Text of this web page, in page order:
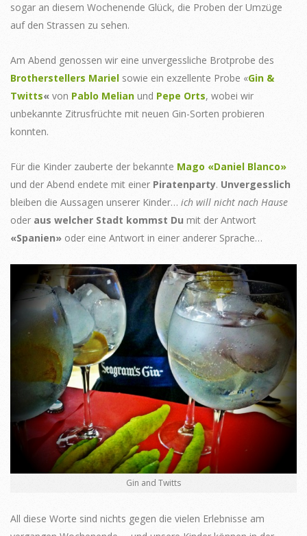
sogar an diesem Wochenende Glück, die Proben der Umzüge
auf den Strassen zu sehen.
Am Abend genossen wir eine unvergessliche Brotprobe des
Brotherstellers Mariel sowie ein exzellente Probe «Gin &
Twitts« von Pablo Melian und Pepe Orts, wobei wir
unbekannte Zitrusfrüchte mit neuen Gin-Sorten probieren
konnten.
Für die Kinder zauberte der bekannte Mago «Daniel Blanco»
und der Abend endete mit einer Piratenparty. Unvergesslich
bleiben die Aussagen unserer Kinder… ich will nicht nach Hause
oder aus welcher Stadt kommst Du mit der Antwort
«Spanien» oder eine Antwort in einer anderer Sprache…
Gin and Twitts
All diese Worte sind nichts gegen die vielen Erlebnisse am